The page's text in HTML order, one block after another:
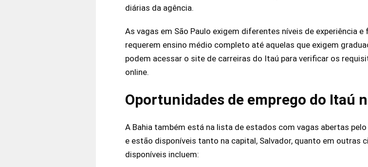
diárias da agência.
As vagas em São Paulo exigem diferentes níveis de experiência
requerem ensino médio completo até aquelas que exigem
podem acessar o site de carreiras do Itaú para verificar os
online.
Oportunidades de emprego do Itaú
A Bahia também está na lista de estados com vagas abertas
e estão disponíveis tanto na capital, Salvador, quanto em outras
disponíveis incluem: